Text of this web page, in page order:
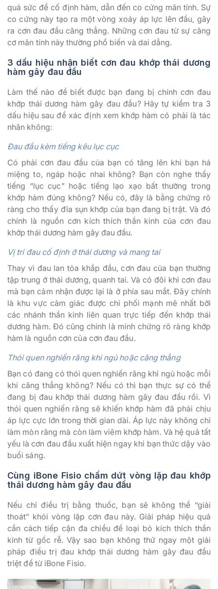
quá sức để cố định hàm, dẫn đến co cứng mãn tính. Sự
co cứng này tạo ra một vòng xoáy áp lực lên đầu, gây
ra cơn đau đầu căng thẳng. Những cơn đau từ sự căng
cơ mãn tính này thường phổ biến và dai dẳng.
3 dấu hiệu nhận biết cơn đau khớp thái dương
hàm gây đau đầu
Làm thế nào để biết được bạn đang bị chính cơn đau
khớp thái dương hàm gây đau đầu? Hãy tự kiểm tra 3
dấu hiệu sau để xác định xem khớp hàm có phải là tác
nhân không:
Đau đầu kèm tiếng kêu lục cục
Có phải cơn đau đầu của bạn có tăng lên khi bạn há
miệng to, ngáp hoặc nhai không? Bạn còn nghe thấy
tiếng “lục cục” hoặc tiếng lạo xạo bất thường trong
khớp hàm đúng không? Nếu có, đây là bằng chứng rõ
ràng cho thấy đĩa sụn khớp của bạn đang bị trật. Và đó
chính là nguồn cơn kích thích thần kinh của cơn đau
khớp thái dương hàm gây đau đầu.
Vị trí đau cố định ở thái dương và mang tai
Thay vì đau lan tỏa khắp đầu, cơn đau của bạn thường
tập trung ở thái dương, quanh tai. Và có đôi khi cơn đau
mà bạn cảm nhận được lại là ở phía sau mắt. Đây chính
là khu vực cảm giác được chi phối mạnh mẽ nhất bởi
các nhánh thần kinh liên quan trực tiếp đến khớp thái
dương hàm. Đó cũng chính là minh chứng rõ ràng khớp
hàm là nguồn cơn của cơn đau đầu.
Thói quen nghiến răng khi ngủ hoặc căng thẳng
Bạn có đang có thói quen nghiến răng khi ngủ hoặc mỗi
khi căng thẳng không? Nếu có thì bạn thực sự có thể
đang bị đau khớp thái dương hàm gây đau đầu rồi. Vì
thói quen nghiến răng sẽ khiến khớp hàm đã phải chịu
áp lực cực lớn trong thời gian dài. Áp lực này không chỉ
làm mòn răng mà còn làm viêm khớp hàm. Và hệ quả tất
yếu là cơn đau đầu xuất hiện ngay khi bạn thức dậy vào
buổi sáng.
Cùng iBone Fisio chấm dứt vòng lặp đau khớp
thái dương hàm gây đau đầu
Nếu chỉ điều trị bằng thuốc, bạn sẽ không thể “giải
thoát” khỏi vòng lặp cơn đau này. Giải pháp hiệu quả
cần cách tiếp cận đa chiều để loại bỏ kích thích thần
kinh từ gốc rễ. Vậy sao bạn không thử ngay một giải
pháp điều trị đau khớp thái dương hàm gây đau đầu
triệt để từ iBone Fisio.